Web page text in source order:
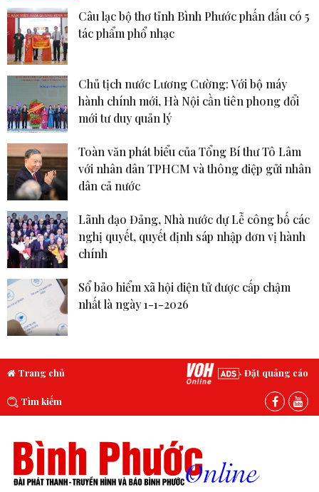
Câu lạc bộ thơ tỉnh Bình Phước phấn đấu có 5
tác phẩm phổ nhạc
Chủ tịch nước Lương Cường: Với bộ máy
hành chính mới, Hà Nội cần tiên phong đổi
mới tư duy quản lý
Toàn văn phát biểu của Tổng Bí thư Tô Lâm
với nhân dân TPHCM và thông điệp gửi nhân
dân cả nước
Lãnh đạo Đảng, Nhà nước dự Lễ công bố các
nghị quyết, quyết định sáp nhập đơn vị hành
chính
Sổ bảo hiểm xã hội điện tử được cấp chậm
nhất là ngày 1-1-2026
Trang chủ Đặt quảng cáo
Tìm kiếm